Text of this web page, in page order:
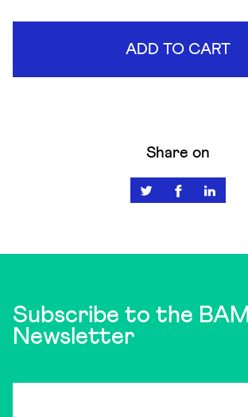
ADD TO CART
Share on
Subscribe to the BAM
Newsletter